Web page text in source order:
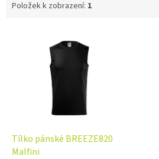
Položek k zobrazení: 1
Tílko pánské BREEZE820
Malfini